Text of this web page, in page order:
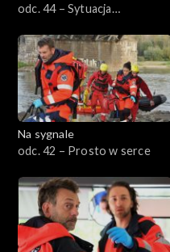
odc. 44 – Sytuacja
Na sygnale
odc. 42 – Prosto w serce